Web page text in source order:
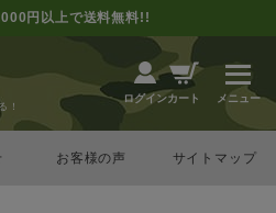
円以上で送料無料!!
！
ログインカート
お客様の声 サイトマップ